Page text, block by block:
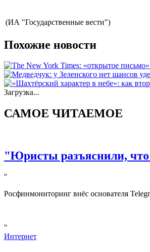
(ИА "Государственные вести")
Похожие новости
Загрузка...
САМОЕ ЧИТАЕМОЕ
"Юристы разъяснили, что
"
Росфинмониторинг внёс основателя
"
Интернет